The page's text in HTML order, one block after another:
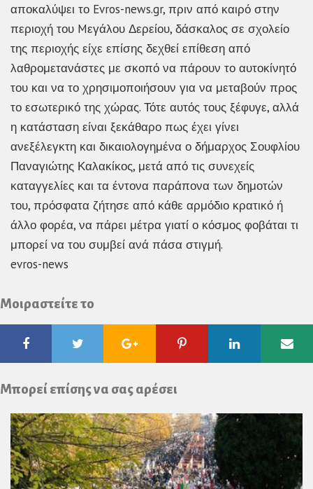
αποκαλύψει το Evros-news.gr, πριν από καιρό στην
περιοχή του Mεγάλου Δερείου, δάσκαλος σε σχολείο
της περιοχής είχε επίσης δεχθεί επίθεση από
λαθρομετανάστες με σκοπό να πάρουν το αυτοκίνητό
του και να το χρησιμοποιήσουν για να μεταβούν προς
το εσωτερικό της χώρας. Τότε αυτός τους ξέφυγε, αλλά
η κατάσταση είναι ξεκάθαρο πως έχει γίνει
ανεξέλεγκτη και δικαιολογημένα ο δήμαρχος Σουφλίου
Παναγιώτης Καλακίκος, μετά από τις συνεχείς
καταγγελίες και τα έντονα παράπονα των δημοτών
του, πρόσφατα ζήτησε από κάθε αρμόδιο κρατικό ή
άλλο φορέα, να πάρει μέτρα γιατί ο κόσμος φοβάται τι
μπορεί να του συμβεί ανά πάσα στιγμή.
evros-news
Μοιραστείτε το
FacebookTwitter Google
Plus
Pinterest Linkedin
Μπορεί επίσης να σας αρέσει